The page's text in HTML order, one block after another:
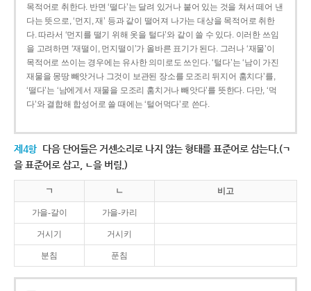
목적어로 취한다. 반면 ‘떨다’는 달려 있거나 붙어 있는 것을 쳐서 떼어 낸
다는 뜻으로, ‘먼지, 재’ 등과 같이 떨어져 나가는 대상을 목적어로 취한
다. 따라서 ‘먼지를 떨기 위해 옷을 털다’와 같이 쓸 수 있다. 이러한 쓰임
을 고려하면 ‘재떨이, 먼지떨이’가 올바른 표기가 된다. 그러나 ‘재물’이
목적어로 쓰이는 경우에는 유사한 의미로도 쓰인다. ‘털다’는 ‘남이 가진
재물을 몽땅 빼앗거나 그것이 보관된 장소를 모조리 뒤지어 훔치다’를,
‘떨다’는 ‘남에게서 재물을 모조리 훔치거나 빼앗다’를 뜻한다. 다만, ‘먹
다’와 결합해 합성어로 쓸 때에는 ‘털어먹다’로 쓴다.
제4항 다음 단어들은 거센소리로 나지 않는 형태를 표준어로 삼는다.(ㄱ
을 표준어로 삼고, ㄴ을 버림.)
ㄱ ㄴ 비고
가을-갈이 가을-카리
거시기 거시키
분침 푼침